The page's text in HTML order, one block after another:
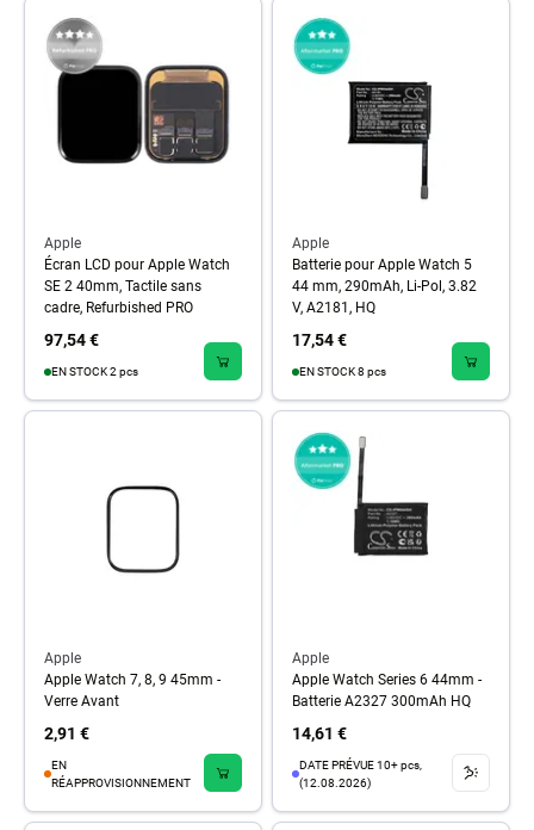
Apple
Écran LCD pour Apple Watch
SE 2 40mm, Tactile sans
cadre, Refurbished PRO
97,54 €
EN STOCK 2 pcs
Apple
Batterie pour Apple Watch 5
44 mm, 290mAh, Li-Pol, 3.82
V, A2181, HQ
17,54 €
EN STOCK 8 pcs
Apple
Apple Watch 7, 8, 9 45mm -
Verre Avant
2,91 €
EN
RÉAPPROVISIONNEMENT
Apple
Apple Watch Series 6 44mm -
Batterie A2327 300mAh HQ
14,61 €
DATE PRÉVUE 10+ pcs,
(12.08.2026)